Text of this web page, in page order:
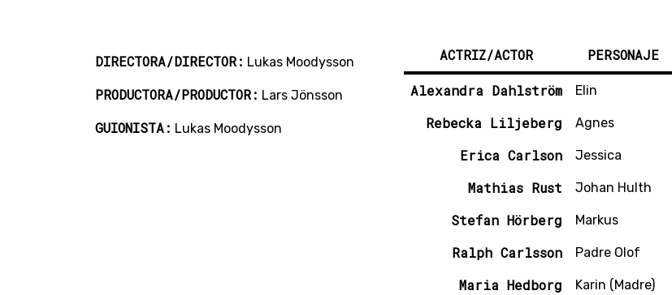
DIRECTORA/DIRECTOR: Lukas Moodysson
PRODUCTORA/PRODUCTOR: Lars Jönsson
GUIONISTA: Lukas Moodysson
ACTRIZ/ACTOR PERSONAJE
Alexandra Dahlström Elin
Rebecka Liljeberg Agnes
Erica Carlson Jessica
Mathias Rust Johan Hulth
Stefan Hörberg Markus
Ralph Carlsson Padre Olof
Maria Hedborg Karin (Madre)